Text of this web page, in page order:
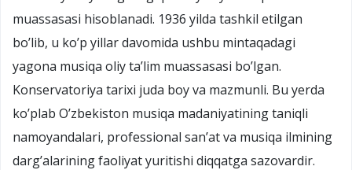
muassasasi hisoblanadi. 1936 yilda tashkil etilgan
bo’lib, u ko’p yillar davomida ushbu mintaqadagi
yagona musiqa oliy ta’lim muassasasi bo’lgan.
Konservatoriya tarixi juda boy va mazmunli. Bu yerda
ko’plab O’zbekiston musiqa madaniyatining taniqli
namoyandalari, professional san’at va musiqa ilmining
darg’alarining faoliyat yuritishi diqqatga sazovardir.